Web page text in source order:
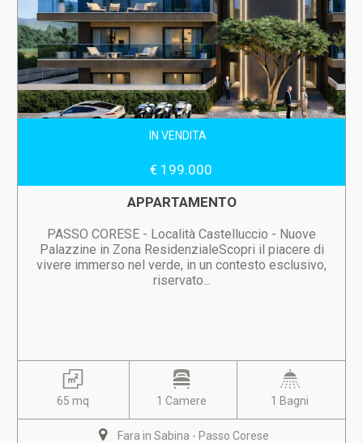
IN VENDITA
€ 199.000
APPARTAMENTO
PASSO CORESE - Località Castelluccio - Nuove
Palazzine in Zona ResidenzialeScopri il piacere di
vivere immerso nel verde, in un contesto esclusivo,
riservato...
65 mq 1 Camere 1 Bagni
Fara in Sabina - Passo Corese